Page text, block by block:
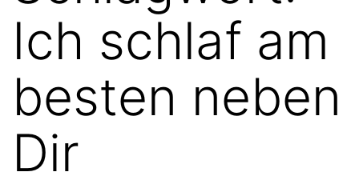
Ich schlaf am
besten neben
Dir